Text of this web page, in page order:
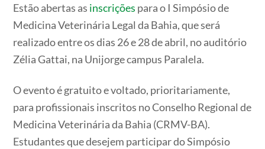
Estão abertas as inscrições para o I Simpósio de
Medicina Veterinária Legal da Bahia, que será
realizado entre os dias 26 e 28 de abril, no auditório
Zélia Gattai, na Unijorge campus Paralela.
O evento é gratuito e voltado, prioritariamente,
para profissionais inscritos no Conselho Regional de
Medicina Veterinária da Bahia (CRMV-BA).
Estudantes que desejem participar do Simpósio